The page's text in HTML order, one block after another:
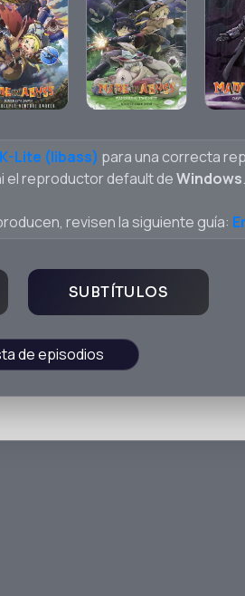
Lite (libass) para una correcta
el reproductor default deWindows.
revisen la siguiente guía:
SUBTÍTULOS
de episodios